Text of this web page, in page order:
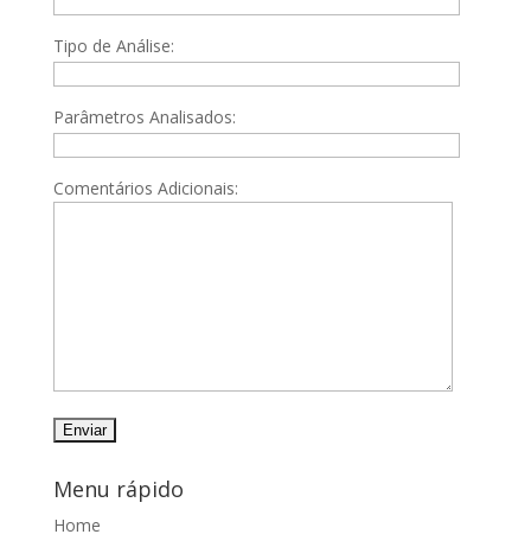
Tipo de Análise:
Parâmetros Analisados:
Comentários Adicionais:
Menu rápido
Home